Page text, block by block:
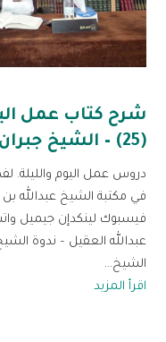
شرح كتاب عمل
(25) – الشيخ جبران سحاري
دروس عمل اليوم والليلة.
فيسبوك لينكدإن جيميل
عبدالله العقيل – ندوة
الشيخ...
اقرأ المزيد